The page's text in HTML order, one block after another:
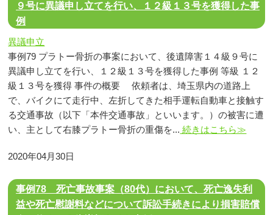
９号に異議申し立てを行い、１２級１３号を獲得した事
例
異議申立
事例79 プラトー骨折の事案において、後遺障害１４級９号に
異議申し立てを行い、１２級１３号を獲得した事例 等級 １２
級１３号を獲得 事件の概要 依頼者は、埼玉県内の道路上
で、バイクにて走行中、左折してきた相手運転自動車と接触す
る交通事故（以下「本件交通事故」といいます。）の被害に遭
い、主として右膝プラトー骨折の重傷を... 続きはこちら≫
2020年04月30日
事例78 死亡事故事案（80代）において、死亡逸失利
益や死亡慰謝料などについて訴訟手続きにより損害賠償